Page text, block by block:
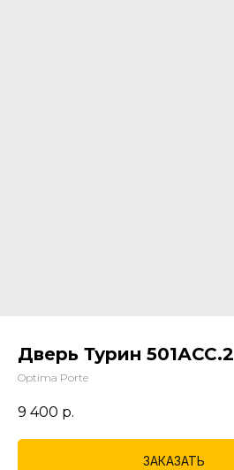
Дверь Турин 501АСС.2
Optima Porte
9 400 р.
ЗАКАЗАТЬ